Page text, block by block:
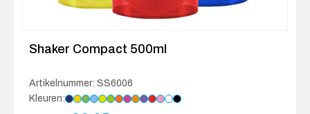
Shaker Compact 500ml
Artikelnummer: SS6006
Kleuren: